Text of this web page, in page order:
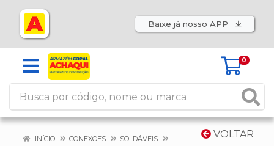
Baixe já nosso APP
0
VOLTAR
INÍCIO CONEXOES
SOLDÁVEIS